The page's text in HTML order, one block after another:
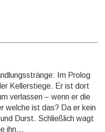
Im Prolog
Kellerstiege. Er ist dort
verlassen – wenn er die
welche ist das? Da er kein
Durst. Schließlich wagt
ihn...